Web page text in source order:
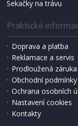
Sekačky na trávu
Praktické
Doprava a platba
Reklamace a servis
Prodloužená záruka
Obchodní podmínky
Ochrana osobních
Nastavení cookies
Kontakty